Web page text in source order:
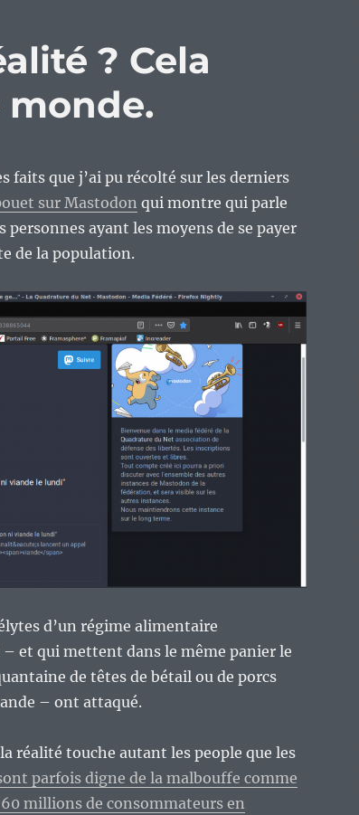
? Cela
faits que j’ai pu récolté sur les derniers
sur Mastodon qui montre qui parle
personnes ayant les moyens de se payer
de la population.
d’un régime alimentaire
et qui mettent dans le même panier le
de têtes de bétail ou de porcs
– ont attaqué.
réalité touche autant les people que les
parfois digne de la malbouffe comme
millions de consommateurs en